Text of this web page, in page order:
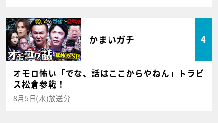
かまいガチ 4
オモロ怖い「でな、話はここからやねん」トラビ
ス松倉参戦！
8月5日(水)放送分